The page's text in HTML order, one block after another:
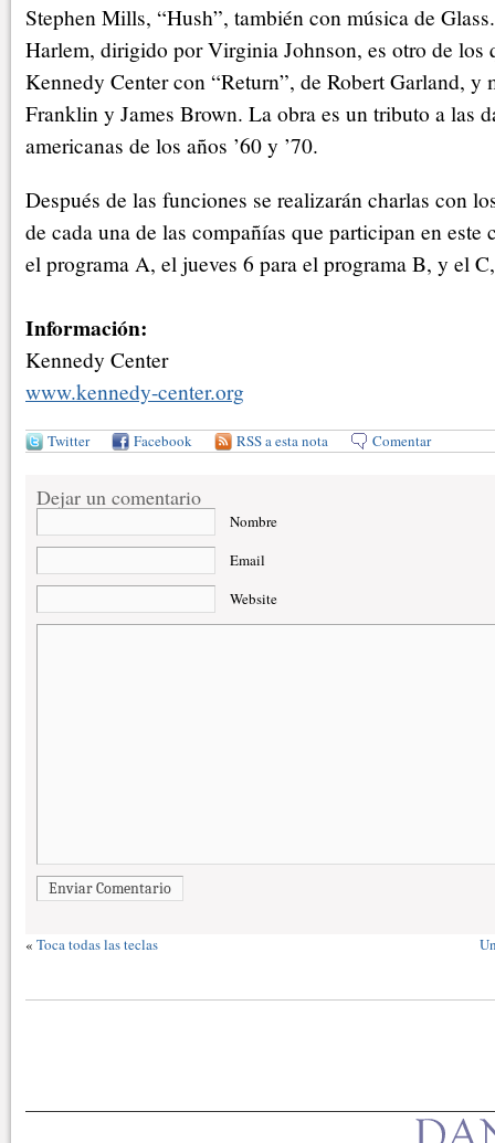
Stephen Mills, “Hush”, también con música de
Harlem, dirigido por Virginia Johnson, es otro de los
Kennedy Center con “Return”, de Robert Garland, y
Franklin y James Brown. La obra es un tributo a las
americanas de los años ’60 y ’70.
Después de las funciones se realizarán charlas con
de cada una de las compañías que participan en este
el programa A, el jueves 6 para el programa B, y el
Información:
Kennedy Center
www.kennedy-center.org
Twitter Facebook RSS a esta nota Comentar
Dejar un comentario
Nombre
Email
Website
Enviar Comentario
« Toca todas las teclas